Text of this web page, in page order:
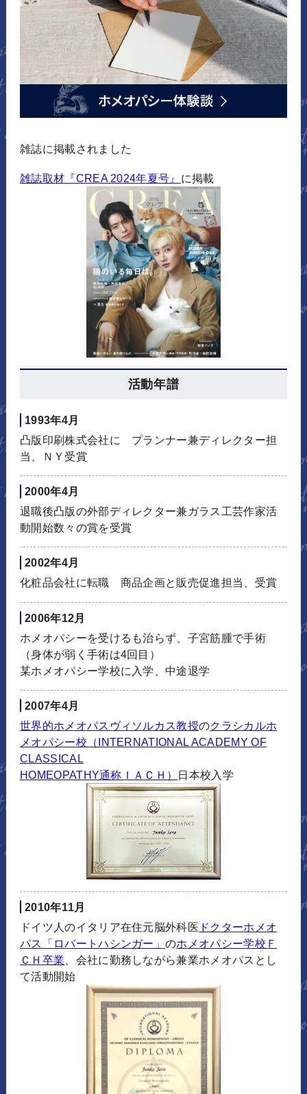
雑誌に掲載されました
雑誌取材『CREA 2024年夏号』 に掲載
活動年譜
1993年4月
凸版印刷株式会社に プランナー兼ディレクター担
当、ＮＹ受賞
2000年4月
退職後凸版の外部ディレクター兼ガラス工芸作家活
動開始数々の賞を受賞
2002年4月
化粧品会社に転職 商品企画と販売促進担当、受賞
2006年12月
ホメオパシーを受けるも治らず、子宮筋腫で手術
（身体が弱く手術は4回目）
某ホメオパシー学校に入学、中途退学
2007年4月
世界的ホメオパスヴィソルカス教授のクラシカルホ
メオパシー校（INTERNATIONAL ACADEMY OF
CLASSICAL
HOMEOPATHY通称ＩＡＣＨ） 日本校入学
2010年11月
ドイツ人のイタリア在住元脳外科医 ドクターホメオ
パス「ロバートハシンガー」のホメオパシー学校Ｆ
ＣＨ卒業 、会社に勤務しながら兼業ホメオパスとし
て活動開始